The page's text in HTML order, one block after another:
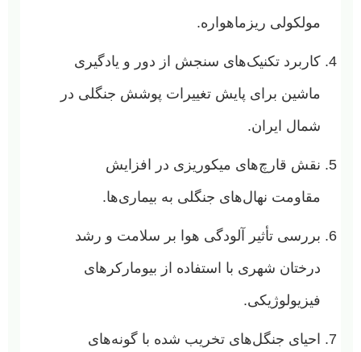
مولکولی ریزماهواره.
کاربرد تکنیک‌های سنجش از دور و یادگیری
ماشین برای پایش تغییرات پوشش جنگلی در
شمال ایران.
نقش قارچ‌های میکوریزی در افزایش
مقاومت نهال‌های جنگلی به بیماری‌ها.
بررسی تأثیر آلودگی هوا بر سلامت و رشد
درختان شهری با استفاده از بیومارکرهای
فیزیولوژیکی.
احیای جنگل‌های تخریب شده با گونه‌های